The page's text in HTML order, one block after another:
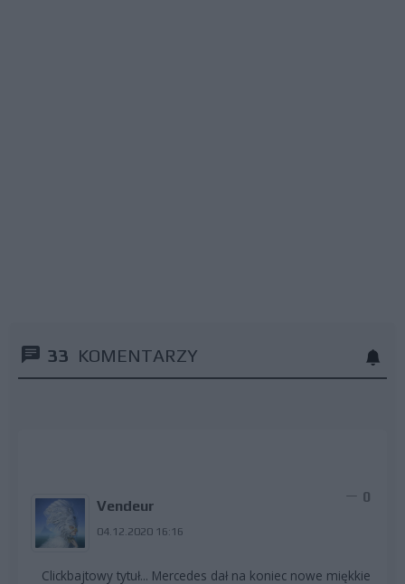
33 KOMENTARZY
Vendeur
04.12.2020 16:16
0
Clickbajtowy tytuł... Mercedes dał na koniec nowe miękkie